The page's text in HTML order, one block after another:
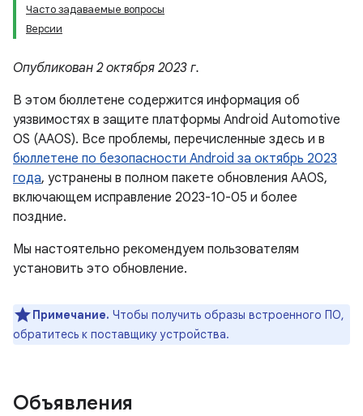
Часто задаваемые вопросы
Версии
Опубликован 2 октября 2023 г.
В этом бюллетене содержится информация об
уязвимостях в защите платформы Android Automotive
OS (AAOS). Все проблемы, перечисленные здесь и в
бюллетене по безопасности Android за октябрь 2023
года, устранены в полном пакете обновления AAOS,
включающем исправление 2023-10-05 и более
поздние.
Мы настоятельно рекомендуем пользователям
установить это обновление.
Примечание. Чтобы получить образы встроенного ПО,
обратитесь к поставщику устройства.
Объявления